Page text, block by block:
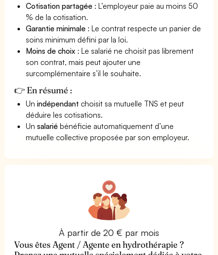
Cotisation partagée : L’employeur paie au moins 50
% de la cotisation.
Garantie minimale : Le contrat respecte un panier de
soins minimum défini par la loi.
Moins de choix : Le salarié ne choisit pas librement
son contrat, mais peut ajouter une
surcomplémentaire s’il le souhaite.
👉 En résumé :
Unindépendant choisit sa mutuelle TNS et peut
déduire les cotisations.
Unsalarié bénéficie automatiquement d’une
mutuelle collective proposée par son employeur.
À partir de 20 € par mois
Vous êtes Agent / Agente en hydrothérapie ?